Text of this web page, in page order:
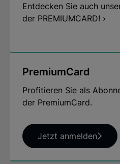
Entdecken Sie auch
der PREMIUMCARD! ›
PremiumCard
Profitieren Sie als
der PremiumCard.
Jetzt anmelden